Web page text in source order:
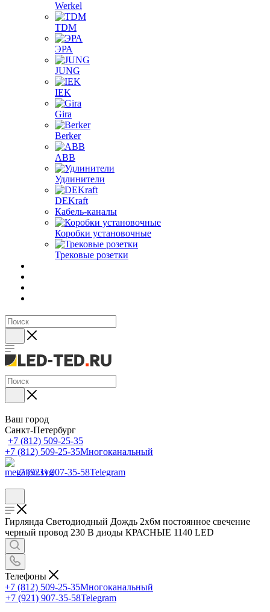
Werkel
TDM
ЭРА
JUNG
IEK
Gira
Berker
ABB
Удлинители
DEKraft
Кабель-каналы
Коробки установочные
Трековые розетки
Ваш город
Санкт-Петербург
+7 (812) 509-25-35
+7 (812) 509-25-35Многоканальный
+7 (921) 907-35-58Telegram
Гирлянда Светодиодный Дождь 2х6м постоянное свечение
черный провод 230 В диоды КРАСНЫЕ 1140 LED
Телефоны
+7 (812) 509-25-35Многоканальный
+7 (921) 907-35-58Telegram